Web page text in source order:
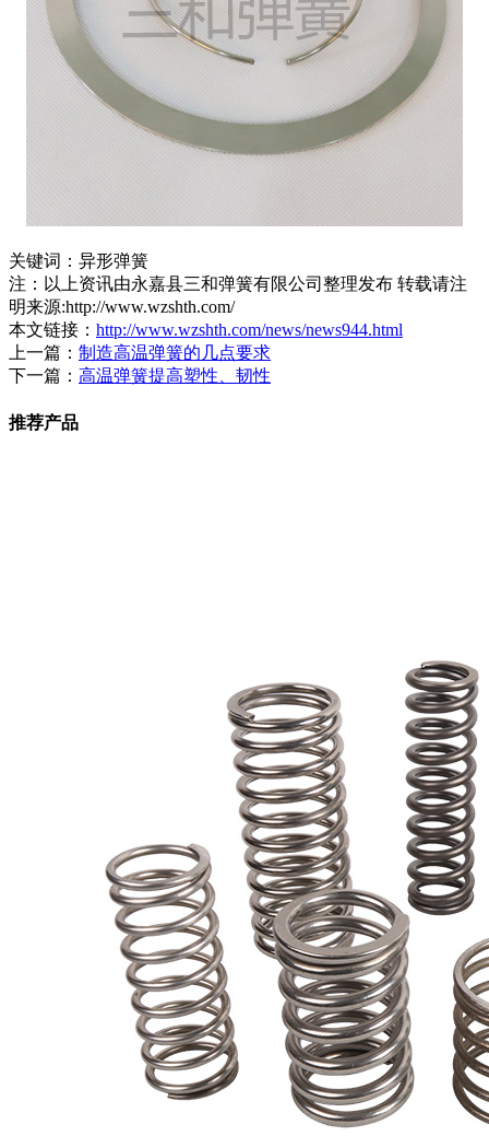
关键词：异形弹簧
注：以上资讯由永嘉县三和弹簧有限公司整理发布 转载请注
明来源:http://www.wzshth.com/
本文链接： http://www.wzshth.com/news/news944.html
上一篇： 制造高温弹簧的几点要求
下一篇： 高温弹簧提高塑性、韧性
推荐产品